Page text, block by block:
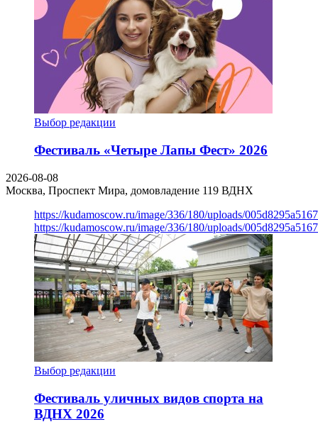
Выбор редакции
Фестиваль «Четыре Лапы Фест» 2026
2026-08-08
Москва, Проспект Мира, домовладение 119 ВДНХ
https://kudamoscow.ru/image/336/180/uploads/
https://kudamoscow.ru/image/336/180/uploads/
Выбор редакции
Фестиваль уличных видов спорта на
ВДНХ 2026